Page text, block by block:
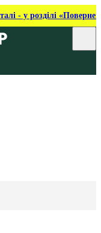
- у розділі